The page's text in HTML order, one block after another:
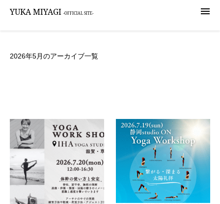

YUKA MIYAGI -OFFICIAL SITE-
2026年5月のアーカイブ一覧